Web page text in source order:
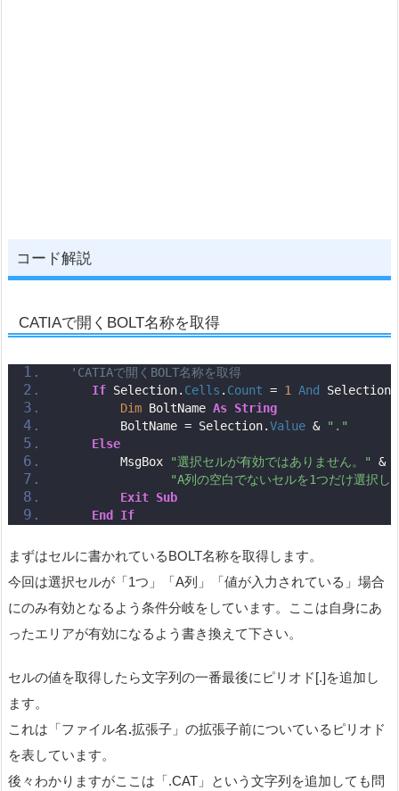
コード解説
CATIAで開くBOLT名称を取得
'CATIAで開くBOLT名称を取得
If Selection. Cells . Count = 1 And Selection.
Dim BoltName As String
        BoltName = Selection.
Value & "."
Else
        MsgBox
"選択セルが有効ではありません。"
&
"A列の空白でないセルを1つだけ選択し
Exit Sub
End
If
まずはセルに書かれているBOLT名称を取得します。
今回は選択セルが「1つ」「A列」「値が入力されている」場合
にのみ有効となるよう条件分岐をしています。ここは自身にあ
ったエリアが有効になるよう書き換えて下さい。
セルの値を取得したら文字列の一番最後にピリオド[.]を追加し
ます。
これは「ファイル名.拡張子」の拡張子前についているピリオド
を表しています。
後々わかりますがここは「.CAT」という文字列を追加しても問